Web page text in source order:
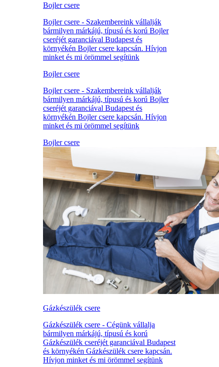
Bojler csere
Bojler csere - Szakembereink vállalják
bármilyen márkájú, típusú és korú Bojler
cseréjét garanciával Budapest és
környékén Bojler csere kapcsán. Hívjon
minket és mi örömmel segítünk
Bojler csere
Bojler csere - Szakembereink vállalják
bármilyen márkájú, típusú és korú Bojler
cseréjét garanciával Budapest és
környékén Bojler csere kapcsán. Hívjon
minket és mi örömmel segítünk
Bojler csere
Gázkészülék csere
Gázkészülék csere - Cégünk vállalja
bármilyen márkájú, típusú és korú
Gázkészülék cseréjét garanciával Budapest
és környékén Gázkészülék csere kapcsán.
Hívjon minket és mi örömmel segítünk